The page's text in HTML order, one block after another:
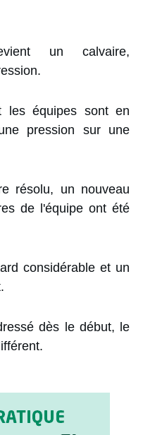
un calvaire,
équipes sont en
pression sur une
résolu, un nouveau
de l'équipe ont été
considérable et un
dès le début, le